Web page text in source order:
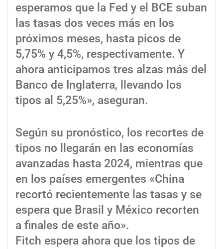
esperamos que la Fed y el BCE suban
las tasas dos veces más en los
próximos meses, hasta picos de
5,75% y 4,5%, respectivamente. Y
ahora anticipamos tres alzas más del
Banco de Inglaterra, llevando los
tipos al 5,25%», aseguran.
Según su pronóstico, los recortes de
tipos no llegarán en las economías
avanzadas hasta 2024, mientras que
en los países emergentes «China
recortó recientemente las tasas y se
espera que Brasil y México recorten
a finales de este año».
Fitch espera ahora que los tipos de